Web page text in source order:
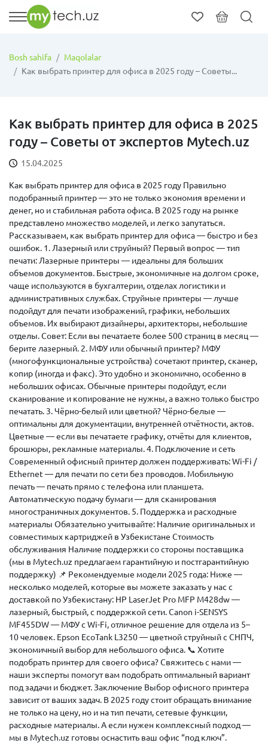
Bosh sahifa
Maqolalar
Как выбрать принтер для офиса в 2025 году – Советы...
Как выбрать принтер для офиса в 2025
году – Советы от экспертов Mytech.uz
15.04.2025
Как выбрать принтер для офиса в 2025 году Правильно
подобранный принтер — это не только экономия времени и
денег, но и стабильная работа офиса. В 2025 году на рынке
представлено множество моделей, и легко запутаться.
Рассказываем, как выбрать принтер для офиса — быстро и без
ошибок. 1. Лазерный или струйный? Первый вопрос — тип
печати: Лазерные принтеры — идеальны для больших
объемов документов. Быстрые, экономичные на долгом сроке,
чаще используются в бухгалтерии, отделах логистики и
административных службах. Струйные принтеры — лучше
подойдут для печати изображений, графики, небольших
объемов. Их выбирают дизайнеры, архитекторы, небольшие
отделы. Совет: Если вы печатаете более 500 страниц в месяц —
берите лазерный. 2. МФУ или обычный принтер? МФУ
(многофункциональные устройства) сочетают принтер, сканер,
копир (иногда и факс). Это удобно и экономично, особенно в
небольших офисах. Обычные принтеры подойдут, если
сканирование и копирование не нужны, а важно только быстро
печатать. 3. Чёрно-белый или цветной? Чёрно-белые —
оптимальны для документации, внутренней отчётности, актов.
Цветные — если вы печатаете графику, отчёты для клиентов,
брошюры, рекламные материалы. 4. Подключение и сеть
Современный офисный принтер должен поддерживать: Wi-Fi /
Ethernet — для печати по сети без проводов. Мобильную
печать — печать прямо с телефона или планшета.
Автоматическую подачу бумаги — для сканирования
многостраничных документов. 5. Поддержка и расходные
материалы Обязательно учитывайте: Наличие оригинальных и
совместимых картриджей в Узбекистане Стоимость
обслуживания Наличие поддержки со стороны поставщика
(мы в Mytech.uz предлагаем гарантийную и постгарантийную
поддержку) 📌 Рекомендуемые модели 2025 года: Ниже —
несколько моделей, которые вы можете заказать у нас с
доставкой по Узбекистану: HP LaserJet Pro MFP M428dw —
лазерный, быстрый, с поддержкой сети. Canon i-SENSYS
MF455DW — МФУ с Wi-Fi, отличное решение для отдела из 5–
10 человек. Epson EcoTank L3250 — цветной струйный с СНПЧ,
экономичный выбор для небольшого офиса. 📞 Хотите
подобрать принтер для своего офиса? Свяжитесь с нами —
наши эксперты помогут вам подобрать оптимальный вариант
под задачи и бюджет. Заключение Выбор офисного принтера
зависит от ваших задач. В 2025 году стоит обращать внимание
не только на цену, но и на тип печати, сетевые функции,
расходные материалы. А если нужен комплексный подход —
мы в Mytech.uz готовы оснастить ваш офис “под ключ”.